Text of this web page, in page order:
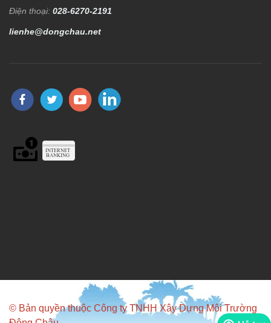
Điện thoại: 028-6270-2191
lienhe@dongchau.net
© Bản quyền thuộc Công ty TNHH Xây Dựng Môi Trường